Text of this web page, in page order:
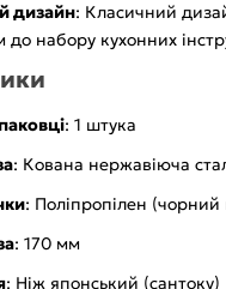
дизайн: Класичний
набору кухонних
: 1 штука
: Кована нержавіюча
: Поліпропілен (чорний
: 170 мм
: Ніж японський (сантоку)